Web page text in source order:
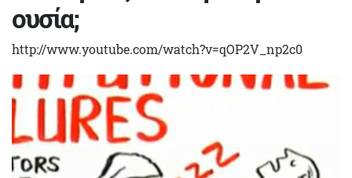
ουσία;
http://www.youtube.com/watch?v=qOP2V_np2c0